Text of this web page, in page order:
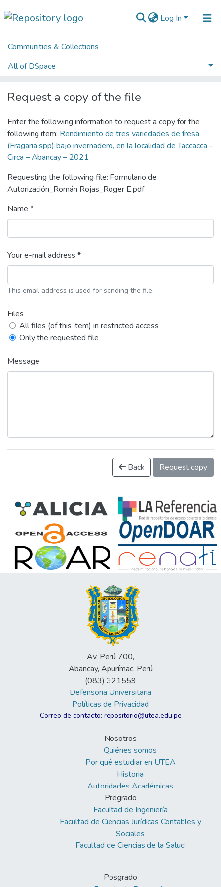
Log In
Communities & Collections
All of DSpace
Normativas
Home
Request a copy of the file
Enter the following information to request a copy for the
following item: Rendimiento de tres variedades de fresa
(Fragaria spp) bajo invernadero, en la localidad de Taccacca –
Circa – Abancay – 2021
Requesting the following file: Formulario de
Autorización_Román Rojas_Roger E.pdf
Name *
Your e-mail address *
This email address is used for sending the file.
Files
All files (of this item) in restricted access
Only the requested file
Message
Back Request copy
Av. Perú 700,
Abancay, Apurímac, Perú
(083) 321559
Defensoria Universitaria
Políticas de Privacidad
Correo de contacto: repositorio@utea.edu.pe
Nosotros
Quiénes somos
Por qué estudiar en UTEA
Historia
Autoridades Académicas
Pregrado
Facultad de Ingeniería
Facultad de Ciencias Jurídicas Contables y
Sociales
Facultad de Ciencias de la Salud
Posgrado